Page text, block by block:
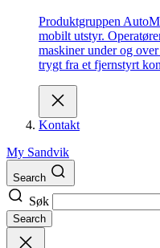
Produktgruppen
mobilt utstyr.
maskiner under og
trygt fra et fjernstyrt
Kontakt
My Sandvik
Search
Søk
Search